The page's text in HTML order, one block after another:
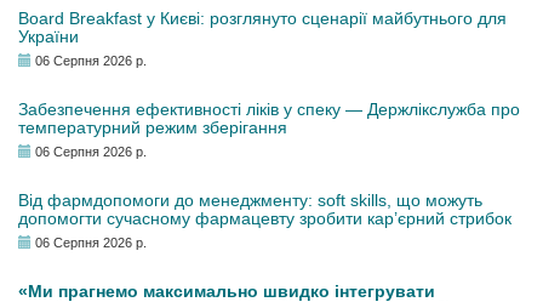
Board Breakfast у Києві: розглянуто сценарії майбутнього для
України
06 Серпня 2026 р.
Забезпечення ефективності ліків у спеку — Держлікслужба про
температурний режим зберігання
06 Серпня 2026 р.
Від фармдопомоги до менеджменту: soft skills, що можуть
допомогти сучасному фармацевту зробити кар’єрний стрибок
06 Серпня 2026 р.
«Ми прагнемо максимально швидко інтегрувати